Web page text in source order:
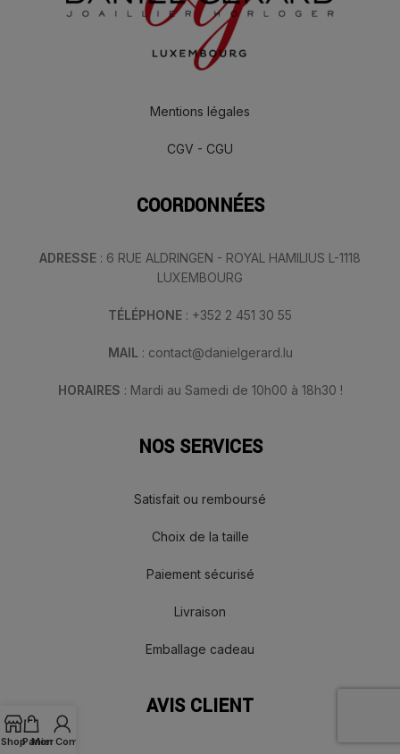
Mentions légales
CGV - CGU
COORDONNÉES
ADRESSE : 6 RUE ALDRINGEN - ROYAL HAMILIUS L-1118
LUXEMBOURG
TÉLÉPHONE : +352 2 451 30 55
MAIL : contact@danielgerard.lu
HORAIRES : Mardi au Samedi de 10h00 à 18h30 !
NOS SERVICES
Satisfait ou remboursé
Choix de la taille
Paiement sécurisé
Livraison
Emballage cadeau
AVIS CLIENT
ShopPanier
Mon Compte